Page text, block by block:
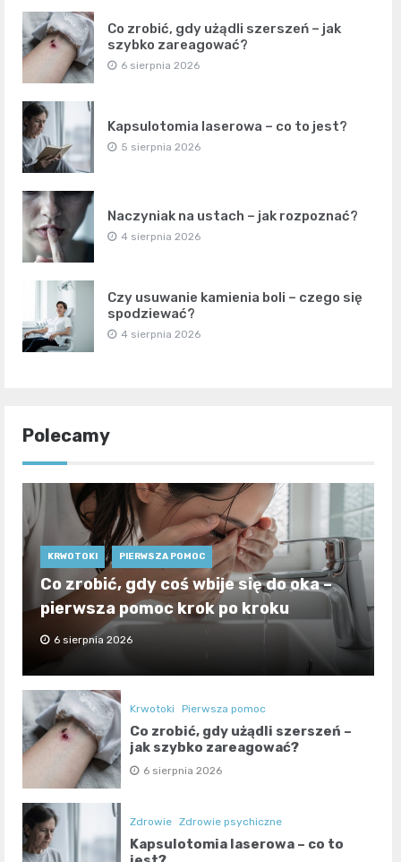
Co zrobić, gdy użądli szerszeń – jak
szybko zareagować?
6 sierpnia 2026
Kapsulotomia laserowa – co to jest?
5 sierpnia 2026
Naczyniak na ustach – jak rozpoznać?
4 sierpnia 2026
Czy usuwanie kamienia boli – czego się
spodziewać?
4 sierpnia 2026
Polecamy
KRWOTOKI PIERWSZA POMOC
Co zrobić, gdy coś wbije się do oka –
pierwsza pomoc krok po kroku
6 sierpnia 2026
Krwotoki Pierwsza pomoc
Co zrobić, gdy użądli szerszeń –
jak szybko zareagować?
6 sierpnia 2026
Zdrowie Zdrowie psychiczne
Kapsulotomia laserowa – co to